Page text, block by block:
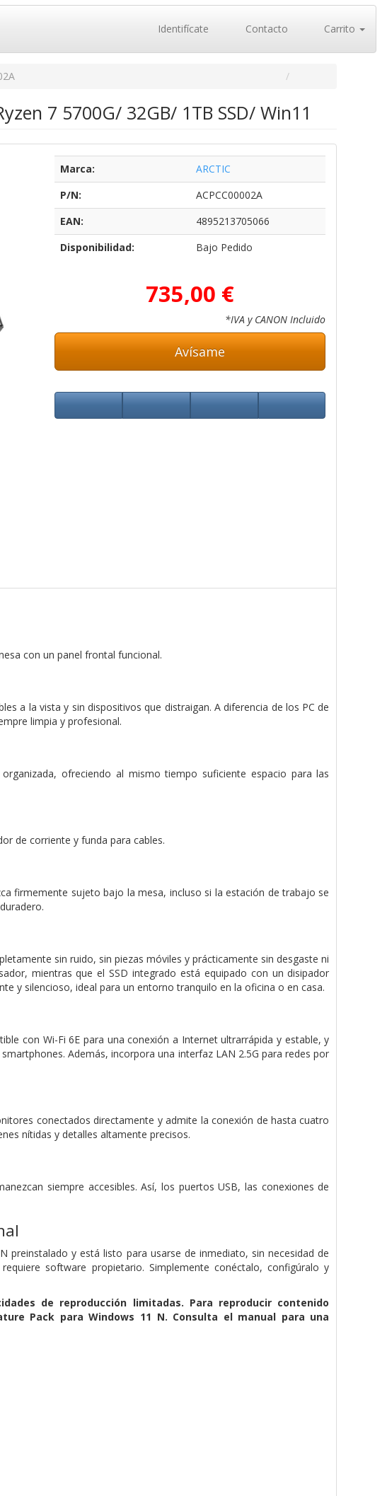
Identifícate Contacto Carrito
7 5700G/ 32GB/ 1TB SSD/ Win11
Marca:
ARCTIC
P/N:
ACPCC00002A
EAN:
4895213705066
Disponibilidad:
Bajo Pedido
735,00 €
*IVA y CANON Incluido
Avísame
con un panel frontal funcional.
a la vista y sin dispositivos que distraigan. A diferencia de los PC de
limpia y profesional.
ofreciendo al mismo tiempo suficiente espacio para las
de corriente y funda para cables.
firmemente sujeto bajo la mesa, incluso si la estación de trabajo se
sin ruido, sin piezas móviles y prácticamente sin desgaste ni
mientras que el SSD integrado está equipado con un disipador
y silencioso, ideal para un entorno tranquilo en la oficina o en casa.
con Wi-Fi 6E para una conexión a Internet ultrarrápida y estable, y
Además, incorpora una interfaz LAN 2.5G para redes por
conectados directamente y admite la conexión de hasta cuatro
nítidas y detalles altamente precisos.
siempre accesibles. Así, los puertos USB, las conexiones de
preinstalado y está listo para usarse de inmediato, sin necesidad de
software propietario. Simplemente conéctalo, configúralo y
de reproducción limitadas. Para reproducir contenido
Pack para Windows 11 N. Consulta el manual para una